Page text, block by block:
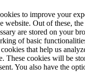
to improve your
website. Out of these,
are stored on your
of basic
that help us
These cookies will be
You also have the